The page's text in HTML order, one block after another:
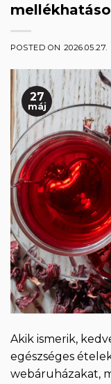
POSTED ON 2026.05.27.
27
máj
Akik ismerik,
egészséges
webáruházakat,